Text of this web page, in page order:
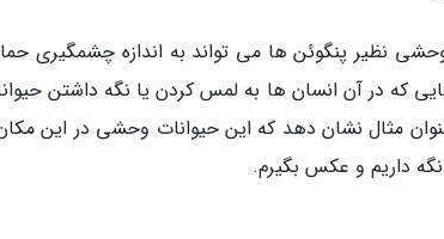
نظیر پنگوئن ها می تواند به اندازه چشمگیری
که در آن انسان ها به لمس کردن یا نگه داشتن
مثال نشان دهد که این حیوانات وحشی در این
داریم و عکس بگیرم.